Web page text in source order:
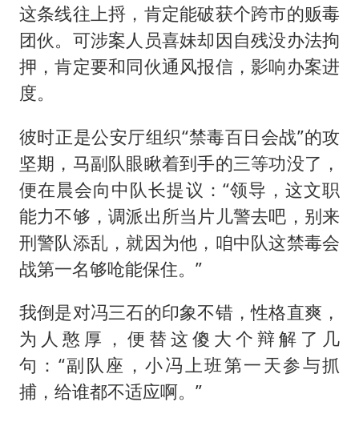
这条线往上捋，肯定能破获个跨市的贩毒
团伙。可涉案人员喜妹却因自残没办法拘
押，肯定要和同伙通风报信，影响办案进
度。
彼时正是公安厅组织“禁毒百日会战”的攻
坚期，马副队眼瞅着到手的三等功没了，
便在晨会向中队长提议：“领导，这文职
能力不够，调派出所当片儿警去吧，别来
刑警队添乱，就因为他，咱中队这禁毒会
战第一名够呛能保住。”
我倒是对冯三石的印象不错，性格直爽，
为人憨厚，便替这傻大个辩解了几
句：“副队座，小冯上班第一天参与抓
捕，给谁都不适应啊。”